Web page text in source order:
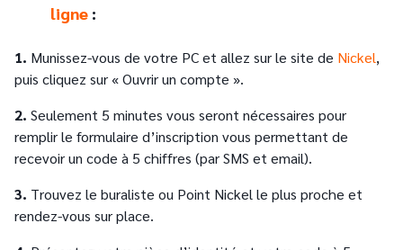
ligne :
1. Munissez-vous de votre PC et allez sur le site de Nickel,
puis cliquez sur « Ouvrir un compte ».
2. Seulement 5 minutes vous seront nécessaires pour
remplir le formulaire d’inscription vous permettant de
recevoir un code à 5 chiffres (par SMS et email).
3. Trouvez le buraliste ou Point Nickel le plus proche et
rendez-vous sur place.